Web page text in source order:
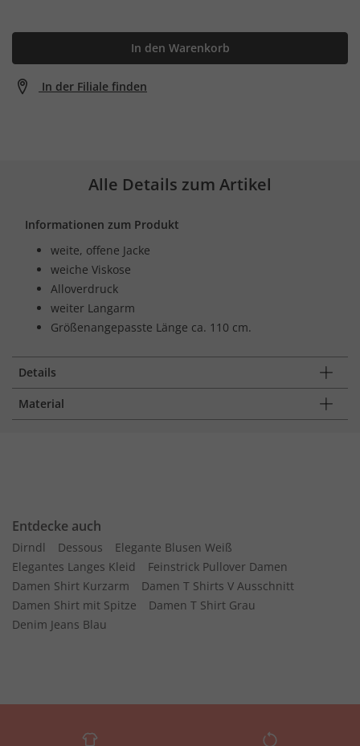
In den Warenkorb
In der Filiale finden
Alle Details zum Artikel
Informationen zum Produkt
weite, offene Jacke
weiche Viskose
Alloverdruck
weiter Langarm
Größenangepasste Länge ca. 110 cm.
Details
Material
Entdecke auch
Dirndl Dessous
Elegante Blusen Weiß
Elegantes Langes Kleid
Feinstrick Pullover Damen
Damen Shirt Kurzarm
Damen T Shirts V Ausschnitt
Damen Shirt mit Spitze
Damen T Shirt Grau
Denim Jeans Blau